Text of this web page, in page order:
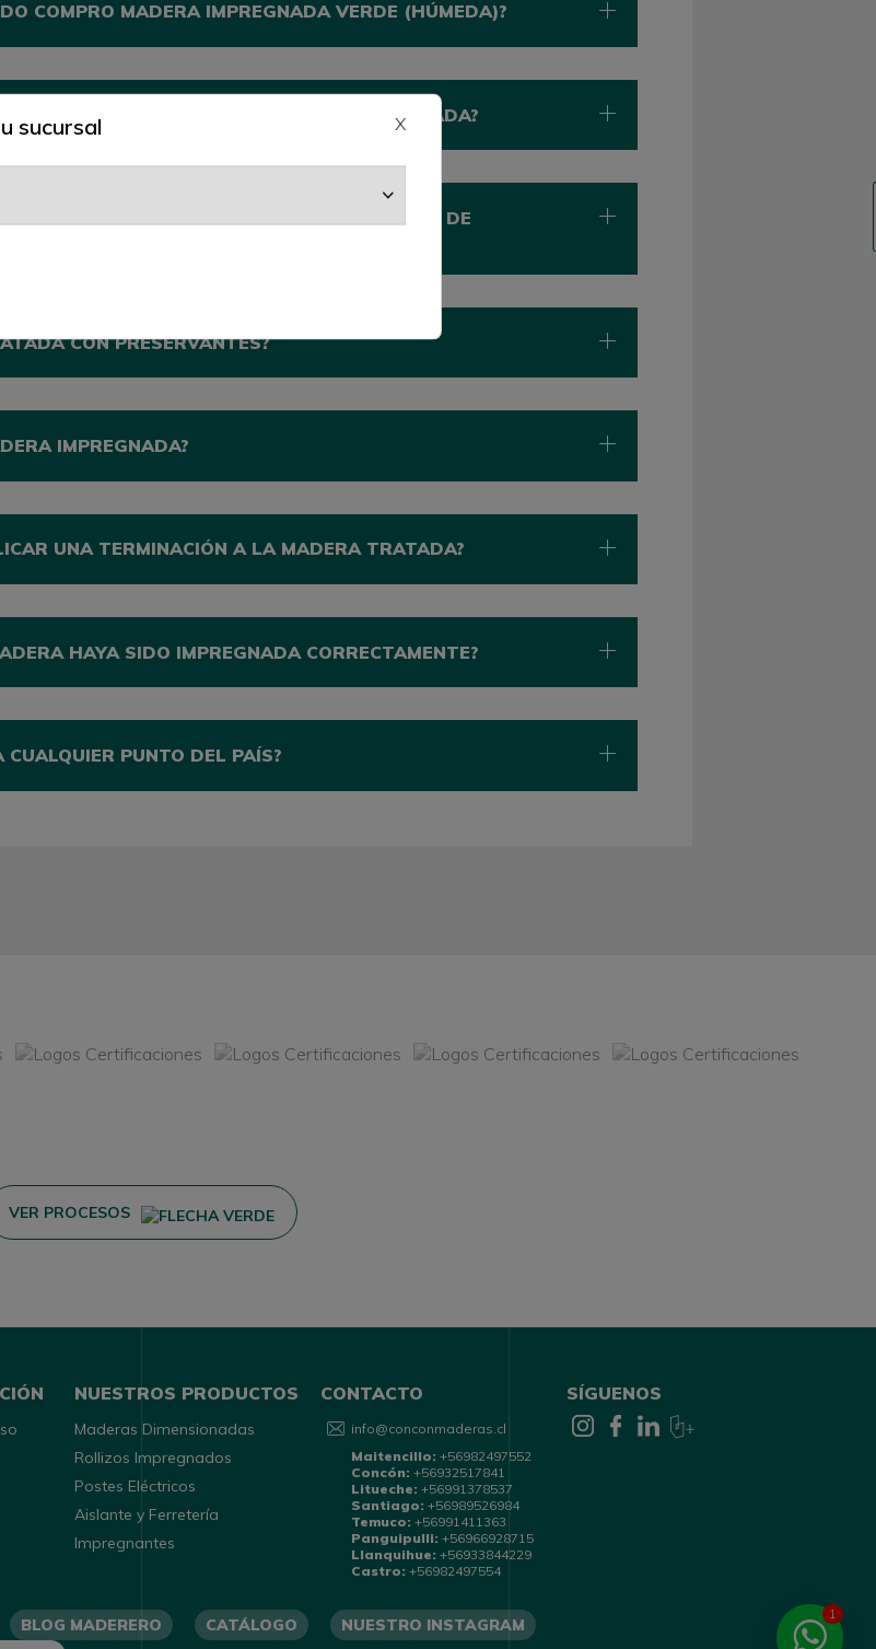
sucursal X
COMPRO MADERA IMPREGNADA VERDE (HÚMEDA)?
CUANDO TRABAJO CON MADERA IMPREGNADA?
IMPREGNADA ÉSTA DEBE TENER ALGÚN TIPO DE
CON PRESERVANTES?
IMPREGNADA?
UNA TERMINACIÓN A LA MADERA TRATADA?
HAYA SIDO IMPREGNADA CORRECTAMENTE?
PUNTO DEL PAÍS?
VER PROCESOS
NUESTROS PRODUCTOS
Maderas Dimensionadas
Rollizos Impregnados
Postes Eléctricos
Aislante y Ferretería
Impregnantes
CONTACTO
info@conconmaderas.cl
Maitencillo: +56982497552
Concón: +56932517841
Litueche: +56991378537
Santiago: +56989526984
Temuco: +56991411363
Panguipulli: +56966928715
Llanquihue: +56933844229
Castro: +56982497554
SÍGUENOS
BLOG MADERERO CATÁLOGO
NUESTRO INSTAGRAM
1